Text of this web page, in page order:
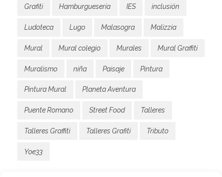
Grafiti Hamburguesería IES inclusión
Ludoteca Lugo Malasogra Malizzia
Mural Mural colegio Murales Mural Graffiti
Muralismo niña Paisaje Pintura
Pintura Mural Planeta Aventura
Puente Romano Street Food Talleres
Talleres Graffiti Talleres Grafiti Tributo
Yoe33